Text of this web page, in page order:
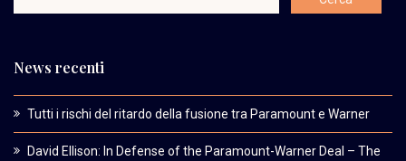
News recenti
Tutti i rischi del ritardo della fusione tra Paramount e Warner
David Ellison: In Defense of the Paramount-Warner Deal – The